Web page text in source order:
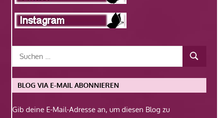
BLOG VIA E-MAIL ABONNIEREN
Gib deine E-Mail-Adresse an, um diesen Blog zu